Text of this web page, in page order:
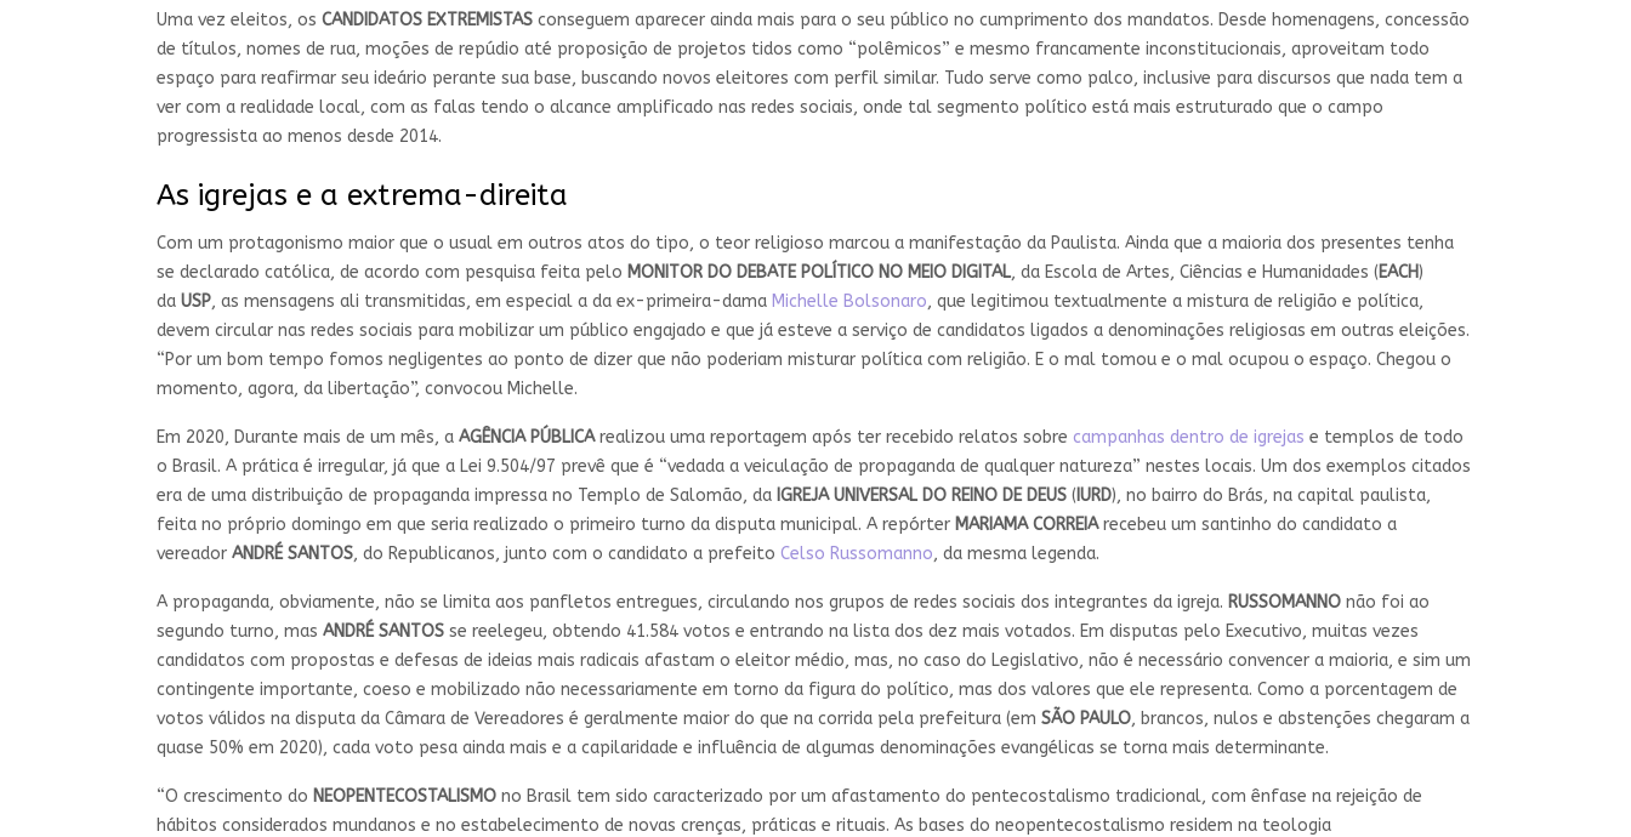
Uma vez eleitos, os CANDIDATOS EXTREMISTAS conseguem aparecer ainda mais para o seu público no cumprimento dos mandatos. Desde homenagens, concessão
de títulos, nomes de rua, moções de repúdio até proposição de projetos tidos como “polêmicos” e mesmo francamente inconstitucionais, aproveitam todo
espaço para reafirmar seu ideário perante sua base, buscando novos eleitores com perfil similar. Tudo serve como palco, inclusive para discursos que nada tem a
ver com a realidade local, com as falas tendo o alcance amplificado nas redes sociais, onde tal segmento político está mais estruturado que o campo
progressista ao menos desde 2014.
As igrejas e a extrema-direita
Com um protagonismo maior que o usual em outros atos do tipo, o teor religioso marcou a manifestação da Paulista. Ainda que a maioria dos presentes tenha
se declarado católica, de acordo com pesquisa feita pelo MONITOR DO DEBATE POLÍTICO NO MEIO DIGITAL, da Escola de Artes, Ciências e Humanidades (EACH)
da USP, as mensagens ali transmitidas, em especial a da ex-primeira-dama Michelle Bolsonaro, que legitimou textualmente a mistura de religião e política,
devem circular nas redes sociais para mobilizar um público engajado e que já esteve a serviço de candidatos ligados a denominações religiosas em outras eleições.
“Por um bom tempo fomos negligentes ao ponto de dizer que não poderiam misturar política com religião. E o mal tomou e o mal ocupou o espaço. Chegou o
momento, agora, da libertação”, convocou Michelle.
Em 2020, Durante mais de um mês, a AGÊNCIA PÚBLICArealizou uma reportagem após ter recebido relatos sobre campanhas dentro de igrejas e templos de todo
o Brasil. A prática é irregular, já que a Lei 9.504/97 prevê que é “vedada a veiculação de propaganda de qualquer natureza” nestes locais. Um dos exemplos citados
era de uma distribuição de propaganda impressa no Templo de Salomão, da IGREJA UNIVERSAL DO REINO DE DEUS ( IURD), no bairro do Brás, na capital paulista,
feita no próprio domingo em que seria realizado o primeiro turno da disputa municipal. A repórter MARIAMA CORREIArecebeu um santinho do candidato a
vereador ANDRÉ SANTOS, do Republicanos, junto com o candidato a prefeito Celso Russomanno, da mesma legenda.
A propaganda, obviamente, não se limita aos panfletos entregues, circulando nos grupos de redes sociais dos integrantes da igreja. RUSSOMANNO não foi ao
segundo turno, mas ANDRÉ SANTOS se reelegeu, obtendo 41.584 votos e entrando na lista dos dez mais votados. Em disputas pelo Executivo, muitas vezes
candidatos com propostas e defesas de ideias mais radicais afastam o eleitor médio, mas, no caso do Legislativo, não é necessário convencer a maioria, e sim um
contingente importante, coeso e mobilizado não necessariamente em torno da figura do político, mas dos valores que ele representa. Como a porcentagem de
votos válidos na disputa da Câmara de Vereadores é geralmente maior do que na corrida pela prefeitura (em SÃO PAULO, brancos, nulos e abstenções chegaram a
quase 50% em 2020), cada voto pesa ainda mais e a capilaridade e influência de algumas denominações evangélicas se torna mais determinante.
“O crescimento do NEOPENTECOSTALISMO no Brasil tem sido caracterizado por um afastamento do pentecostalismo tradicional, com ênfase na rejeição de
hábitos considerados mundanos e no estabelecimento de novas crenças, práticas e rituais. As bases do neopentecostalismo residem na teologia